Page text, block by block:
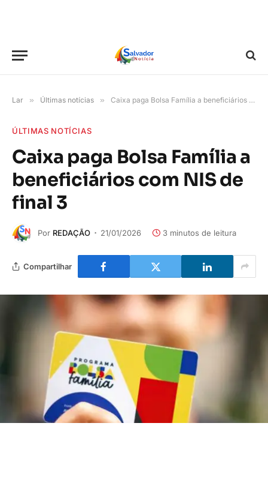
Lar » Últimas notícias » Caixa paga Bolsa Família a beneficiários com NIS de final 3
ÚLTIMAS NOTÍCIAS
Caixa paga Bolsa Família a
beneficiários com NIS de
final 3
Por REDAÇÃO 21/01/2026 3 minutos de leitura
Compartilhar